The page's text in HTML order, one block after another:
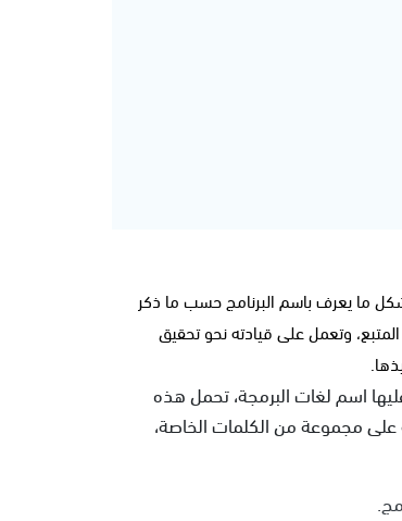
ما يعرف باسم البرنامج حسب ما ذكر
وتعمل على قيادته نحو تحقيق
اسم لغات البرمجة، تحمل هذه
على مجموعة من الكلمات الخاصة،